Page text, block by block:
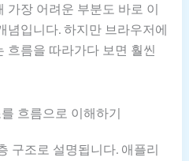
가장 어려운 부분도 바로 이
념입니다. 하지만 브라우저에
흐름을 따라가다 보면 훨씬
를 흐름으로 이해하기
구조로 설명됩니다. 애플리